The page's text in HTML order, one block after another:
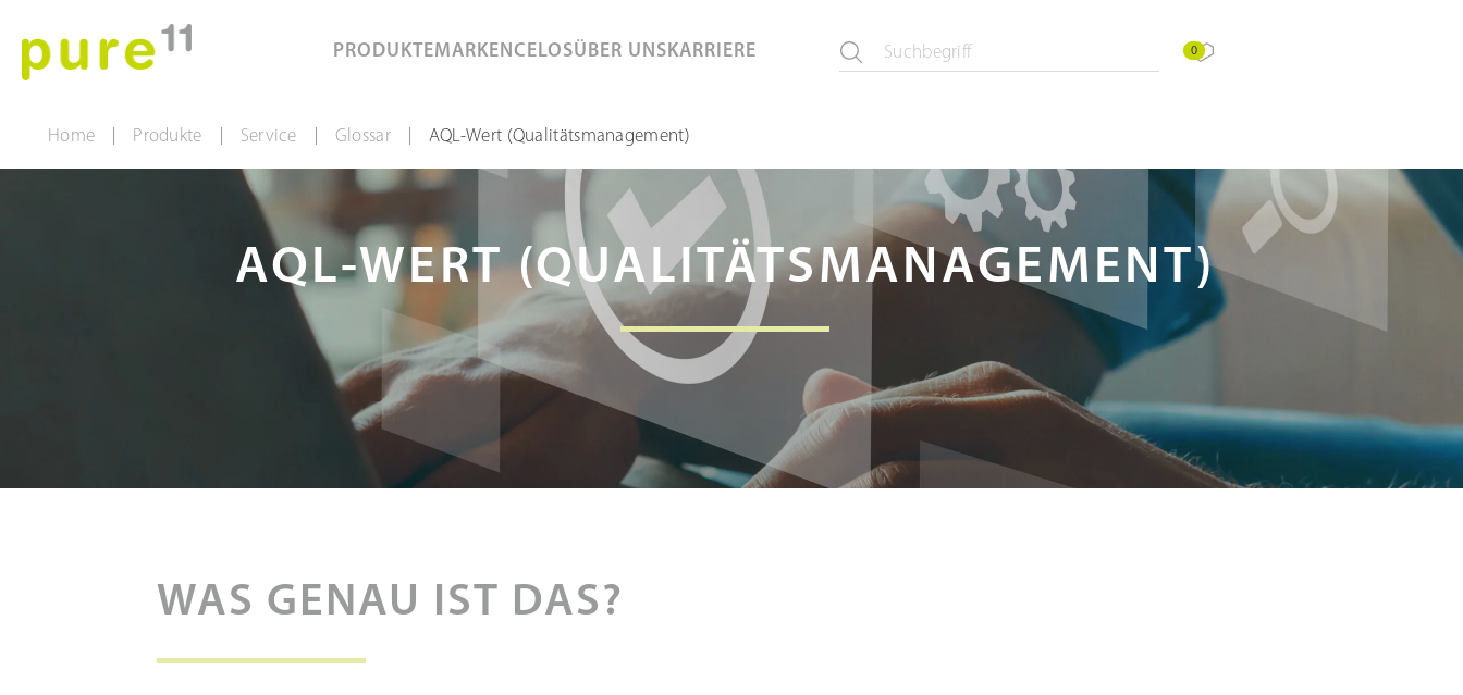
PRODUKTEMARKENCELOSÜBER UNS KARRIERE 0
Home Produkte Service Glossar AQL-Wert (Qualitätsmanagement)
AQL-WERT (QUALITÄTSMANAGEMENT)
WAS GENAU IST DAS?